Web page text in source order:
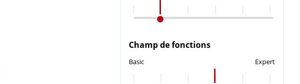
Champ de fonctions
Basic Expert